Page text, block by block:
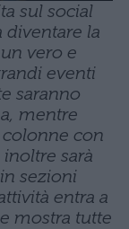
sul social
diventare la
vero e
eventi
saranno
mentre
colonne con
sarà
sezioni
entra a
mostra tutte